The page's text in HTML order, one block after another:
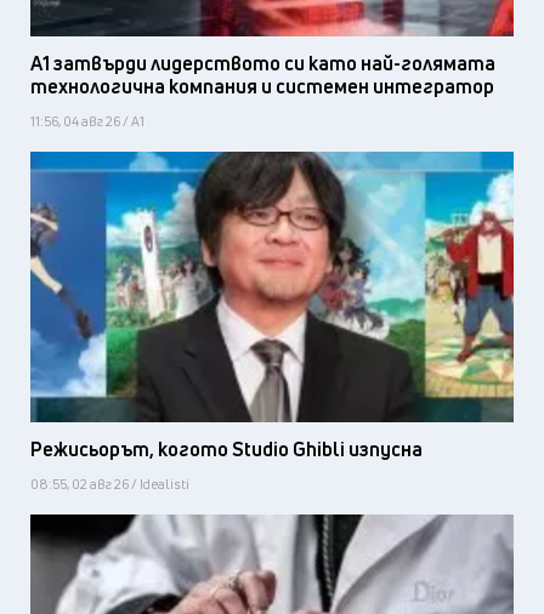
А1 затвърди лидерството си като най-голямата
технологична компания и системен интегратор
11:56, 04 авг 26 / А1
Режисьорът, когото Studio Ghibli изпусна
08:55, 02 авг 26 / Idealisti